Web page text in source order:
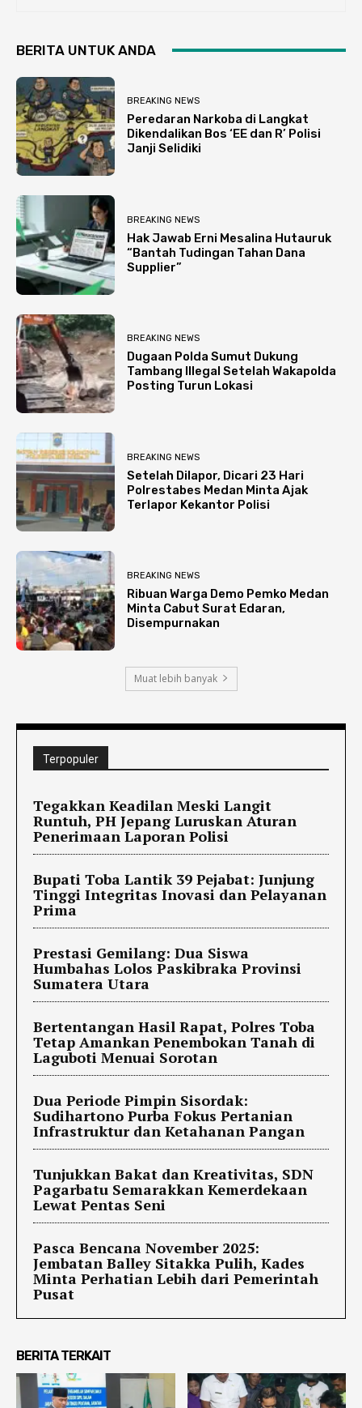
BERITA UNTUK ANDA
BREAKING NEWS
Peredaran Narkoba di Langkat
Dikendalikan Bos ‘EE dan R’ Polisi
Janji Selidiki
BREAKING NEWS
Hak Jawab Erni Mesalina Hutauruk
“Bantah Tudingan Tahan Dana
Supplier”
BREAKING NEWS
Dugaan Polda Sumut Dukung
Tambang Illegal Setelah Wakapolda
Posting Turun Lokasi
BREAKING NEWS
Setelah Dilapor, Dicari 23 Hari
Polrestabes Medan Minta Ajak
Terlapor Kekantor Polisi
BREAKING NEWS
Ribuan Warga Demo Pemko Medan
Minta Cabut Surat Edaran,
Disempurnakan
Muat lebih banyak
Terpopuler
Tegakkan Keadilan Meski Langit
Runtuh, PH Jepang Luruskan Aturan
Penerimaan Laporan Polisi
Bupati Toba Lantik 39 Pejabat: Junjung
Tinggi Integritas Inovasi dan Pelayanan
Prima
Prestasi Gemilang: Dua Siswa
Humbahas Lolos Paskibraka Provinsi
Sumatera Utara
Bertentangan Hasil Rapat, Polres Toba
Tetap Amankan Penembokan Tanah di
Laguboti Menuai Sorotan
Dua Periode Pimpin Sisordak:
Sudihartono Purba Fokus Pertanian
Infrastruktur dan Ketahanan Pangan
Tunjukkan Bakat dan Kreativitas, SDN
Pagarbatu Semarakkan Kemerdekaan
Lewat Pentas Seni
Pasca Bencana November 2025:
Jembatan Balley Sitakka Pulih, Kades
Minta Perhatian Lebih dari Pemerintah
Pusat
BERITA TERKAIT